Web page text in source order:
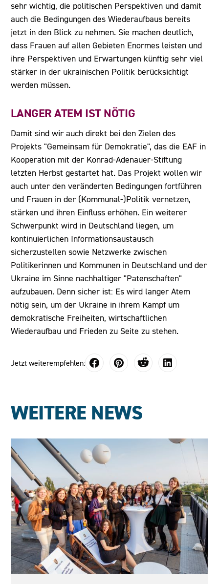
sehr wichtig, die politischen Perspektiven und damit
auch die Bedingungen des Wiederaufbaus bereits
jetzt in den Blick zu nehmen. Sie machen deutlich,
dass Frauen auf allen Gebieten Enormes leisten und
ihre Perspektiven und Erwartungen künftig sehr viel
stärker in der ukrainischen Politik berücksichtigt
werden müssen.
LANGER ATEM IST NÖTIG
Damit sind wir auch direkt bei den Zielen des
Projekts "Gemeinsam für Demokratie", das die EAF in
Kooperation mit der Konrad-Adenauer-Stiftung
letzten Herbst gestartet hat. Das Projekt wollen wir
auch unter den veränderten Bedingungen fortführen
und Frauen in der (Kommunal-)Politik vernetzen,
stärken und ihren Einfluss erhöhen. Ein weiterer
Schwerpunkt wird in Deutschland liegen, um
kontinuierlichen Informationsaustausch
sicherzustellen sowie Netzwerke zwischen
Politikerinnen und Kommunen in Deutschland und der
Ukraine im Sinne nachhaltiger "Patenschaften"
aufzubauen. Denn sicher ist: Es wird langer Atem
nötig sein, um der Ukraine in ihrem Kampf um
demokratische Freiheiten, wirtschaftlichen
Wiederaufbau und Frieden zu Seite zu stehen.
Jetzt weiterempfehlen:
WEITERE NEWS